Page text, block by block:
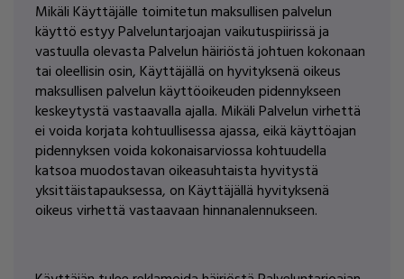
Mikäli Käyttäjälle toimitetun maksullisen palvelun
käyttö estyy Palveluntarjoajan vaikutuspiirissä ja
vastuulla olevasta Palvelun häiriöstä johtuen kokonaan
tai oleellisin osin, Käyttäjällä on hyvityksenä oikeus
maksullisen palvelun käyttöoikeuden pidennykseen
keskeytystä vastaavalla ajalla. Mikäli Palvelun virhettä
ei voida korjata kohtuullisessa ajassa, eikä käyttöajan
pidennyksen voida kokonaisarviossa kohtuudella
katsoa muodostavan oikeasuhtaista hyvitystä
yksittäistapauksessa, on Käyttäjällä hyvityksenä
oikeus virhettä vastaavaan hinnanalennukseen.